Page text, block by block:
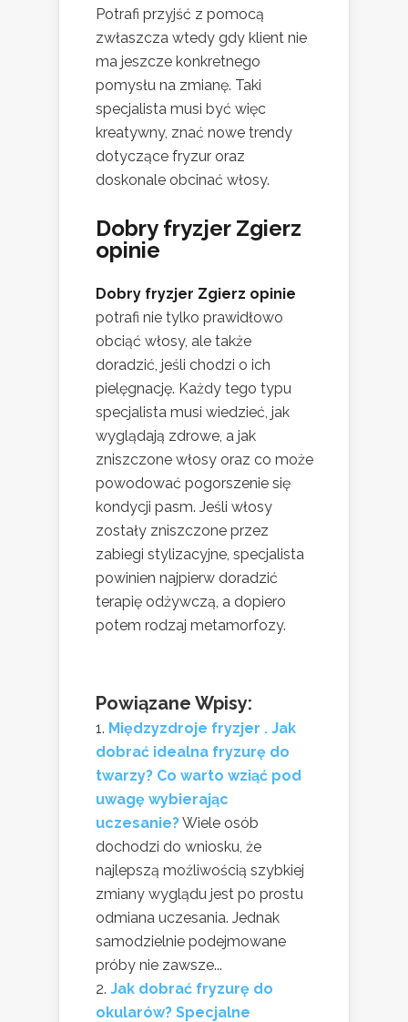
Potrafi przyjść z pomocą
zwłaszcza wtedy gdy klient nie
ma jeszcze konkretnego
pomysłu na zmianę. Taki
specjalista musi być więc
kreatywny, znać nowe trendy
dotyczące fryzur oraz
doskonale obcinać włosy.
Dobry fryzjer Zgierz
opinie
Dobry fryzjer Zgierz opinie
potrafi nie tylko prawidłowo
obciąć włosy, ale także
doradzić, jeśli chodzi o ich
pielęgnację. Każdy tego typu
specjalista musi wiedzieć, jak
wyglądają zdrowe, a jak
zniszczone włosy oraz co może
powodować pogorszenie się
kondycji pasm. Jeśli włosy
zostały zniszczone przez
zabiegi stylizacyjne, specjalista
powinien najpierw doradzić
terapię odżywczą, a dopiero
potem rodzaj metamorfozy.
Powiązane Wpisy:
Międzyzdroje fryzjer . Jak
dobrać idealna fryzurę do
twarzy? Co warto wziąć pod
uwagę wybierając
uczesanie?Wiele osób
dochodzi do wniosku, że
najlepszą możliwością szybkiej
zmiany wyglądu jest po prostu
odmiana uczesania. Jednak
samodzielnie podejmowane
próby nie zawsze...
Jak dobrać fryzurę do
okularów? Specjalne